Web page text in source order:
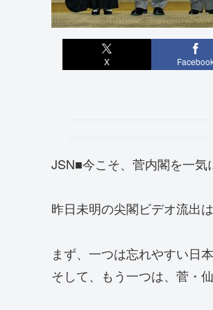
X
JSN■今こそ、菅内閣を一気
昨日未明の尖閣ビデオ流出
まず、一つは忘れやすい日
そして、もう一つは、菅・